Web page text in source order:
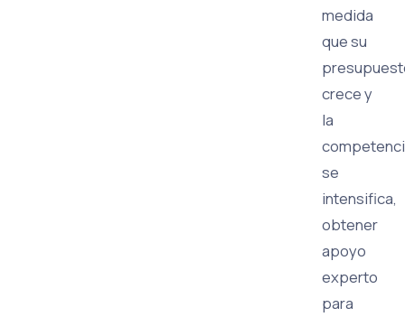
medida
que su
crece y
la
se
intensifica,
obtener
apoyo
experto
para